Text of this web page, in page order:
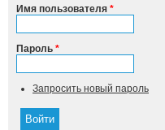
Имя пользователя *
Пароль *
Запросить новый пароль